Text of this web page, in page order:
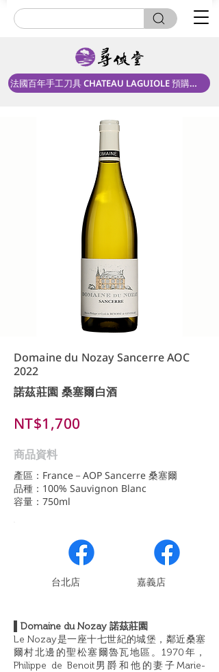
法國百年手工刀具 CHATEAU LAGUIOLE 預購中！
Domaine du Nozay Sancerre AOC
2022
諾茲莊園 桑塞爾白酒
NT$1,700
商品資料
產區：France－AOP Sancerre 桑塞爾
品種：100% Sauvignon Blanc
容量：750ml
​台北店 嘉義店
▌Domaine du Nozay 諾茲莊園
Le Nozay是一座十七世紀的城堡，鄰近桑塞
爾村北邊的聖松塞爾魯瓦地區。1970年，
Philippe de Benoit男爵和他的妻子Marie-